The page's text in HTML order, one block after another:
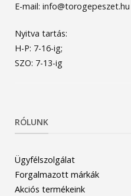
E-mail: info@torogepeszet.hu
Nyitva tartás:
H-P: 7-16-ig;
SZO: 7-13-ig
RÓLUNK
Ügyfélszolgálat
Forgalmazott márkák
Akciós termékeink